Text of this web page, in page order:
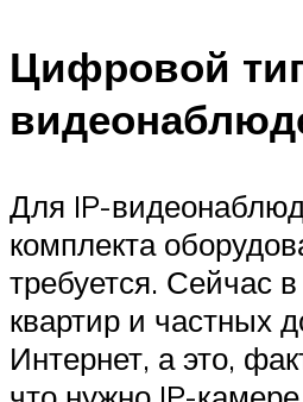
Цифровой
Для IP-
комплекта
требуется. Сейчас
квартир и частных
Интернет, а это,